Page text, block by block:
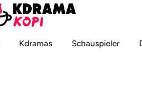
Kdramas Schauspieler